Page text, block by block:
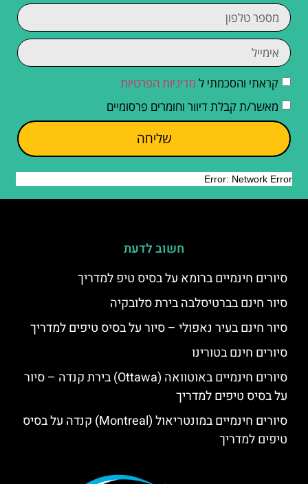
קראתי והסכמתי ל מדיניות הפרטיות
מאשר/ת קבלת דיוור וחומרים פרסומיים
שליחה
חשוב לדעת
סיורים חינמיים ברומא על בסיס טיפ למדריך
סיור חינם בברטיסלבה בירת סלובקיה
סיור חינם בעיר נאפולי – סיור על בסיס טיפים למדריך
סיורים חינם בטורינו
סיורים חינמיים באוטוואה (Ottawa) בירת קנדה – סיור
על בסיס טיפים למדריך
סיורים חינמיים במונטריאול (Montreal) קנדה על בסיס
טיפים למדריך